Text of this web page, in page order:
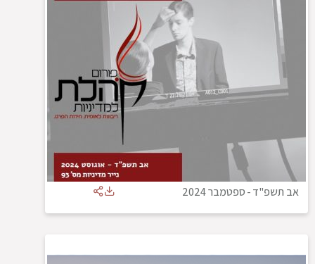
אב תשפ"ד-ספטמבר 2024